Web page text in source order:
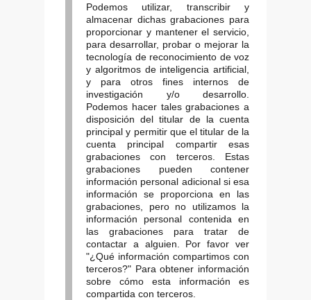
Podemos utilizar, transcribir y
almacenar dichas grabaciones para
proporcionar y mantener el servicio,
para desarrollar, probar o mejorar la
tecnología de reconocimiento de voz
y algoritmos de inteligencia artificial,
y para otros fines internos de
investigación y/o desarrollo.
Podemos hacer tales grabaciones a
disposición del titular de la cuenta
principal y permitir que el titular de la
cuenta principal compartir esas
grabaciones con terceros. Estas
grabaciones pueden contener
información personal adicional si esa
información se proporciona en las
grabaciones, pero no utilizamos la
información personal contenida en
las grabaciones para tratar de
contactar a alguien. Por favor ver
"¿Qué información compartimos con
terceros?" Para obtener información
sobre cómo esta información es
compartida con terceros.